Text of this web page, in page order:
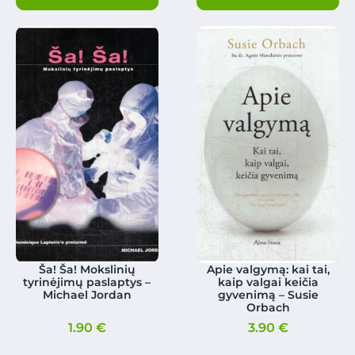
Ša! Ša! Mokslinių
tyrinėjimų paslaptys –
Michael Jordan
1.90 €
Apie valgymą: kai tai,
kaip valgai keičia
gyvenimą – Susie
Orbach
3.90 €